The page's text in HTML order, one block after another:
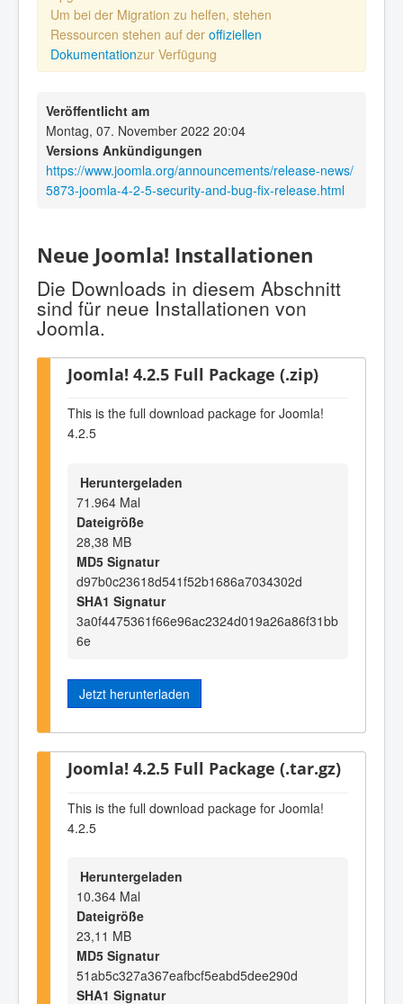
Um bei der Migration zu helfen, stehen
Ressourcen stehen auf der offiziellen
Dokumentationzur Verfügung
Veröffentlicht am
Montag, 07. November 2022 20:04
Versions Ankündigungen
https://www.joomla.org/announcements/release-news/
5873-joomla-4-2-5-security-and-bug-fix-release.html
Neue Joomla! Installationen
Die Downloads in diesem Abschnitt
sind für neue Installationen von
Joomla.
Joomla! 4.2.5 Full Package (.zip)
This is the full download package for Joomla!
4.2.5
Heruntergeladen
71.964 Mal
Dateigröße
28,38 MB
MD5 Signatur
d97b0c23618d541f52b1686a7034302d
SHA1 Signatur
3a0f4475361f66e96ac2324d019a26a86f31bb
6e
Jetzt herunterladen
Joomla! 4.2.5 Full Package (.tar.gz)
This is the full download package for Joomla!
4.2.5
Heruntergeladen
10.364 Mal
Dateigröße
23,11 MB
MD5 Signatur
51ab5c327a367eafbcf5eabd5dee290d
SHA1 Signatur